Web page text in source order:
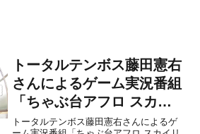
トータルテンボス藤田憲右
さんによるゲーム実況番組
「ちゃぶ台アフロ スカイ
リム編 最終回」が公開！
トータルテンボス藤田憲右さんによるゲ